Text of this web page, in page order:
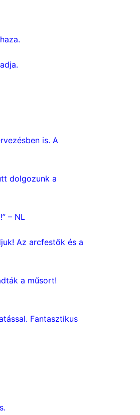
is. A
dolgozunk a
– NL
Az arcfestők és a
a műsort!
Fantasztikus